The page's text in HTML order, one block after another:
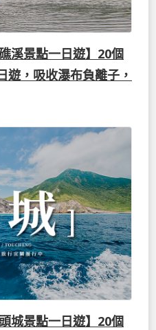
溪景點一日遊】20個
遊，吸收瀑布負離子，
城景點一日遊】20個